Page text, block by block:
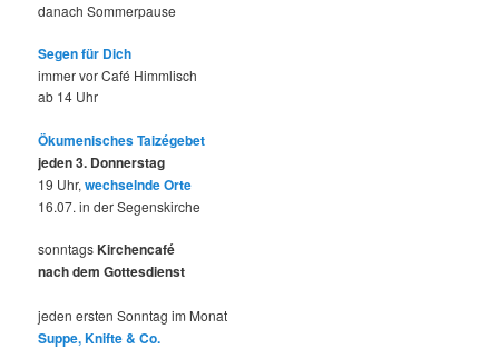
danach Sommerpause
Segen für Dich
immer vor Café Himmlisch
ab 14 Uhr
Ökumenisches Taizégebet
jeden 3. Donnerstag
19 Uhr,wechselnde Orte
16.07. in der Segenskirche
sonntagsKirchencafé
nach dem Gottesdienst
jeden ersten Sonntag im Monat
Suppe, Knifte & Co.